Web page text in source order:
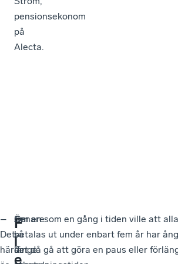
pensionsekonom
på
Alecta.
–
Det
här
Än
så
länge
F
l
e
Senare
i
år
Om en som en gång i tiden ville att
betalas ut under enbart fem år har
det då gå att göra en paus eller